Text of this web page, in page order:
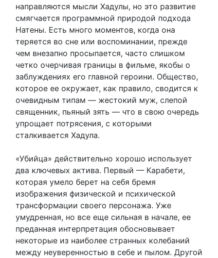
направляются мысли Хадулы, но это развитие
смягчается программной природой подхода
Натены. Есть много моментов, когда она
теряется во сне или воспоминании, прежде
чем внезапно просыпается, часто слишком
четко очерчивая границы в фильме, якобы о
заблуждениях его главной героини. Общество,
которое ее окружает, как правило, сводится к
очевидным типам — жестокий муж, слепой
священник, пьяный зять — что в свою очередь
упрощает потрясения, с которыми
сталкивается Хадула.
«Убийца» действительно хорошо использует
два ключевых актива. Первый — Карабети,
которая умело берет на себя бремя
изображения физической и психической
трансформации своего персонажа. Уже
умудренная, но все еще сильная в начале, ее
преданная интерпретация обосновывает
некоторые из наиболее странных колебаний
между неуверенностью в себе и пылом. Другой